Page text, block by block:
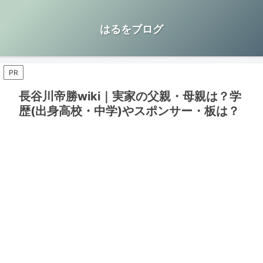
はるをブログ
PR
長谷川帝勝wiki｜実家の父親・母親は？学
歴(出身高校・中学)やスポンサー・板は？